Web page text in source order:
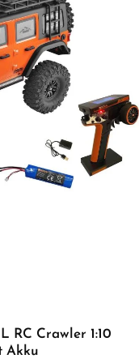
wie XL-Öldruck-
und einem kräftigen 10 kg
Kombination sorgt für
und hohe Widerstandsfähigkeit im
sich mit kompliziertem Aufbau
Monstertruck genügend Leistung
Maßstab:
mm Breite: 320 mm Höhe: 190 mm
Akku 7,2V 3500 mAh USB
geeignet
unmittelbarer Aufsicht von
RC Crawler 1:10
Akku